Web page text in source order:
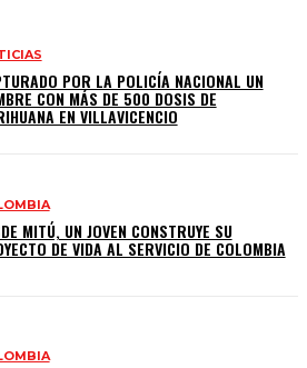
POR LA POLICÍA NACIONAL UN
CON MÁS DE 500 DOSIS DE
EN VILLAVICENCIO
MITÚ, UN JOVEN CONSTRUYE SU
DE VIDA AL SERVICIO DE COLOMBIA